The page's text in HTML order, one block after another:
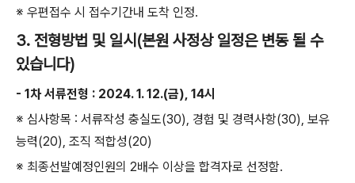
※ 우편접수 시 접수기간내 도착 인정.
3. 전형방법 및 일시 (본원 사정상 일정은 변동 될 수
있습니다)
- 1차 서류전형 : 2024. 1. 12.(금), 14시
※ 심사항목 : 서류작성 충실도(30), 경험 및 경력사항(30), 보유
능력(20), 조직 적합성(20)
※ 최종선발예정인원의 2배수 이상을 합격자로 선정함.